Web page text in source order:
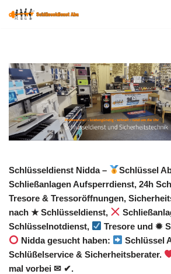
Schlüsseldienst Nidda – Schlüssel
Schließanlagen Aufsperrdienst, 24h
Tresore & Tressoröffnungen,
nach ★ Schlüsseldienst,
Schlüsselnotdienst,
Tresore und ✹
Nidda gesucht haben:
Schlüssel
Schlüßelservice & Sicherheitsberater.
mal vorbei ✉ ✔.